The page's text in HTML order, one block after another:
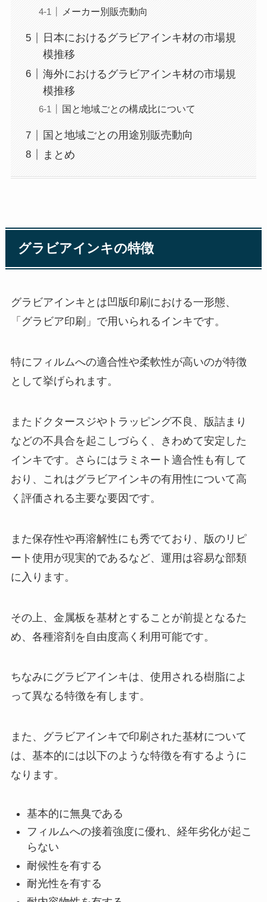
メーカー別販売動向
日本におけるグラビアインキ材の市場規
模推移
海外におけるグラビアインキ材の市場規
模推移
国と地域ごとの構成比について
国と地域ごとの用途別販売動向
まとめ
グラビアインキの特徴
グラビアインキとは凹版印刷における一形態、
「グラビア印刷」で用いられるインキです。
特にフィルムへの適合性や柔軟性が高いのが特徴
として挙げられます。
またドクタースジやトラッピング不良、版詰まり
などの不具合を起こしづらく、きわめて安定した
インキです。さらにはラミネート適合性も有して
おり、これはグラビアインキの有用性について高
く評価される主要な要因です。
また保存性や再溶解性にも秀でており、版のリピ
ート使用が現実的であるなど、運用は容易な部類
に入ります。
その上、金属板を基材とすることが前提となるた
め、各種溶剤を自由度高く利用可能です。
ちなみにグラビアインキは、使用される樹脂によ
って異なる特徴を有します。
また、グラビアインキで印刷された基材について
は、基本的には以下のような特徴を有するように
なります。
基本的に無臭である
フィルムへの接着強度に優れ、経年劣化が起こ
らない
耐候性を有する
耐光性を有する